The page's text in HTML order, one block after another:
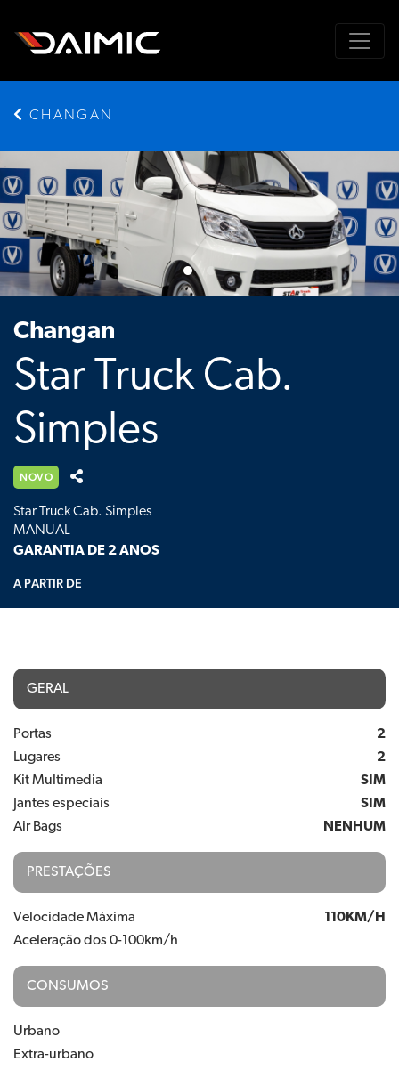
CHANGAN
Changan
Star Truck Cab.
Simples
NOVO
Star Truck Cab. Simples
MANUAL
GARANTIA DE 2 ANOS
A PARTIR DE
GERAL
Portas
2
Lugares
2
Kit Multimedia
SIM
Jantes especiais
SIM
Air Bags
NENHUM
PRESTAÇÕES
Velocidade Máxima
110KM/H
Aceleração dos 0-100km/h
CONSUMOS
Urbano
Extra-urbano